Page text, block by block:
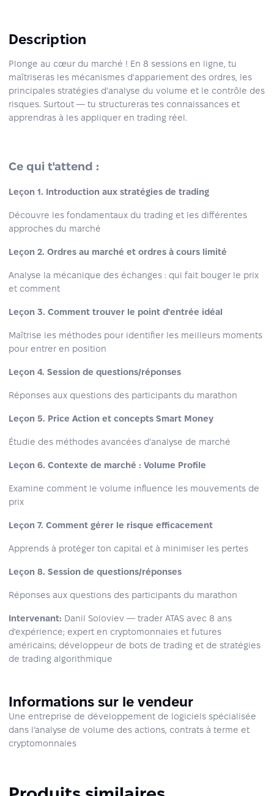
Description
Plonge au cœur du marché ! En 8 sessions en ligne, tu
maîtriseras les mécanismes d'appariement des ordres, les
principales stratégies d'analyse du volume et le contrôle des
risques. Surtout — tu structureras tes connaissances et
apprendras à les appliquer en trading réel.
Ce qui t'attend :
Leçon 1. Introduction aux stratégies de trading
Découvre les fondamentaux du trading et les différentes
approches du marché
Leçon 2. Ordres au marché et ordres à cours limité
Analyse la mécanique des échanges : qui fait bouger le prix
et comment
Leçon 3. Comment trouver le point d'entrée idéal
Maîtrise les méthodes pour identifier les meilleurs moments
pour entrer en position
Leçon 4. Session de questions/réponses
Réponses aux questions des participants du marathon
Leçon 5. Price Action et concepts Smart Money
Étudie des méthodes avancées d'analyse de marché
Leçon 6. Contexte de marché : Volume Profile
Examine comment le volume influence les mouvements de
prix
Leçon 7. Comment gérer le risque efficacement
Apprends à protéger ton capital et à minimiser les pertes
Leçon 8. Session de questions/réponses
Réponses aux questions des participants du marathon
Intervenant: Danil Soloviev — trader ATAS avec 8 ans
d'expérience; expert en cryptomonnaies et futures
américains; développeur de bots de trading et de stratégies
de trading algorithmique
Informations sur le vendeur
Une entreprise de développement de logiciels spécialisée
dans l’analyse de volume des actions, contrats à terme et
cryptomonnaies